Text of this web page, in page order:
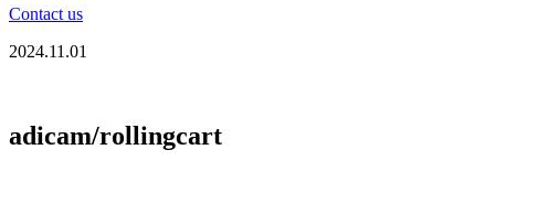
Contact us
2024.11.01
adicam/rollingcart